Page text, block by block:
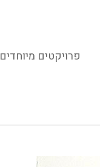
פרויקטים מיוחדים